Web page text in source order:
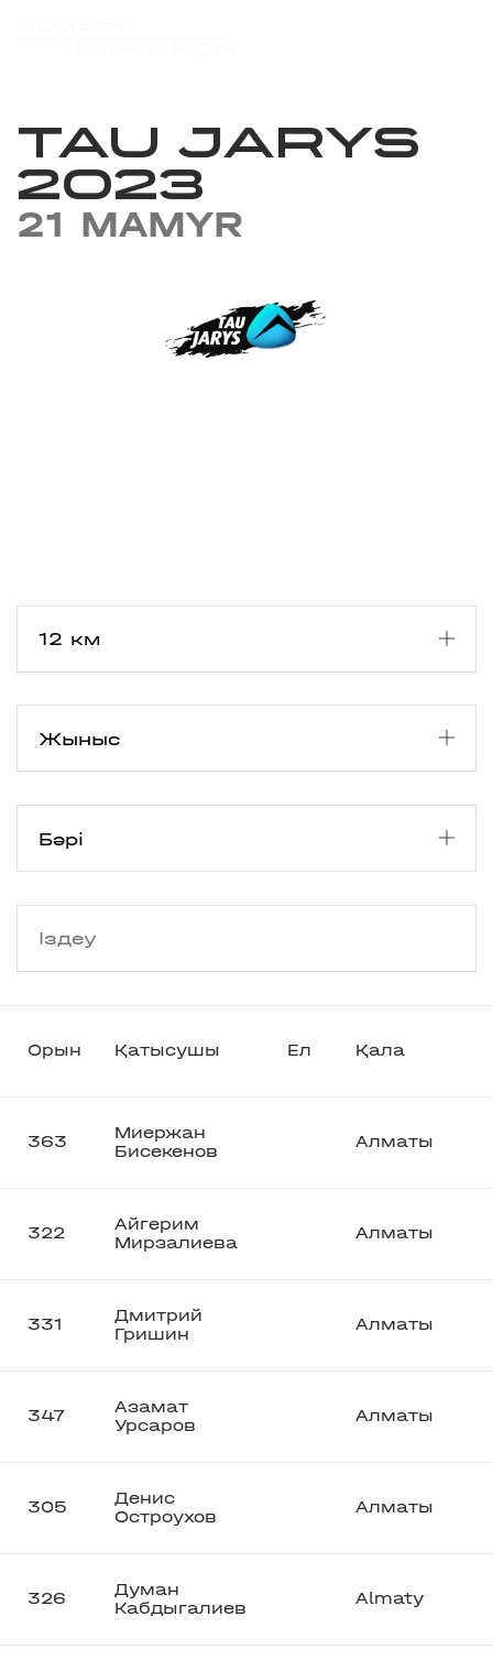
TAU JARYS
2023
21 MAMYR
Орын Қатысушы Ел Қала
363
Миержан
Бисекенов
Алматы
322
Айгерим
Мирзалиева
Алматы
331
Дмитрий
Гришин
Алматы
347
Азамат
Урсаров
Алматы
305
Денис
Остроухов
Алматы
326
Думан
Кабдыгалиев
Almaty